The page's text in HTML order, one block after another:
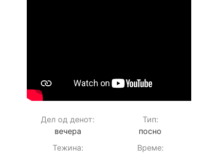
Дел од денот:
вечера
Тип:
посно
Teжина:
Време: